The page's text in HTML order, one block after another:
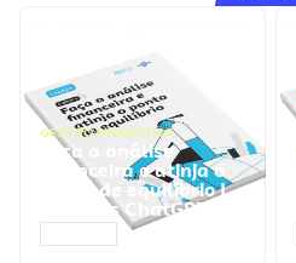
GESTÃO FINANCEIRA
Faça a análise
financeira e atinja o
ponto de equilíbrio |
Prompts ChatGPT